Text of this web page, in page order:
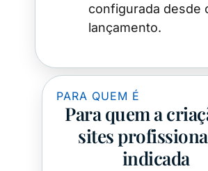
configurada desde
lançamento.
PARA QUEM É
Para quem a
sites
indicada